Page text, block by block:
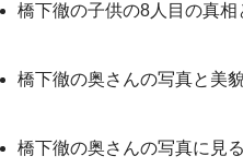
橋下徹の子供の8人目の真
橋下徹の奥さんの写真と美
橋下徹の奥さんの写真に見